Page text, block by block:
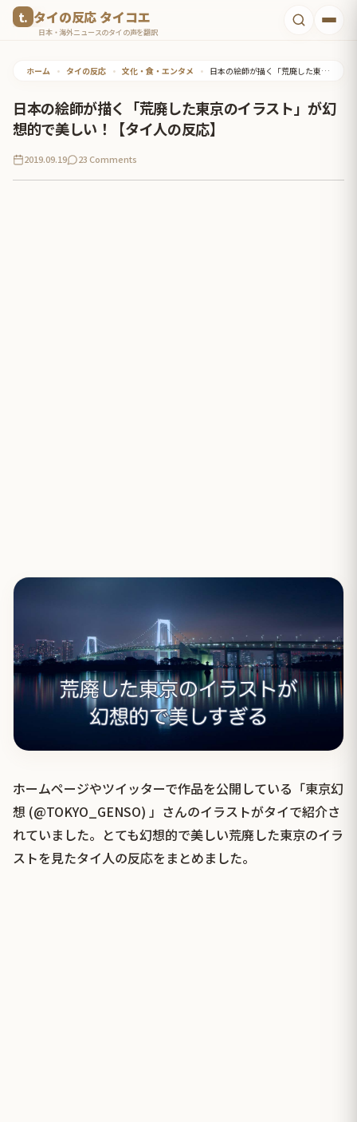
タイの反応 タイコエ
日本・海外ニュースのタイの声を翻訳
ホーム • タイの反応 • 文化・食・エンタメ • 日本の絵師が描く「荒廃した東京のイラスト」が幻想的で美しい！【タイ人の反応】
日本の絵師が描く「荒廃した東京のイラスト」が幻
想的で美しい！【タイ人の反応】
2019.09.19 23 Comments
ホームページやツイッターで作品を公開している「東京幻
想 (@TOKYO_GENSO) 」さんのイラストがタイで紹介さ
れていました。とても幻想的で美しい荒廃した東京のイラ
ストを見たタイ人の反応をまとめました。